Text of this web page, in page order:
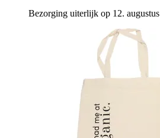
Bezorging uiterlijk op 12. augustus